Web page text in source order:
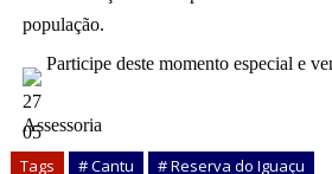
população.
Participe deste momento especial e
Assessoria
Tags # Cantu # Reserva do Iguaçu